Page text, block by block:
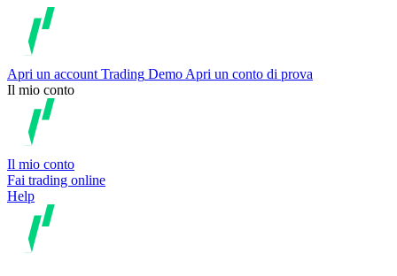
Apri un account Trading Demo Apri un conto di prova
Il mio conto
Il mio conto
Fai trading online
Help